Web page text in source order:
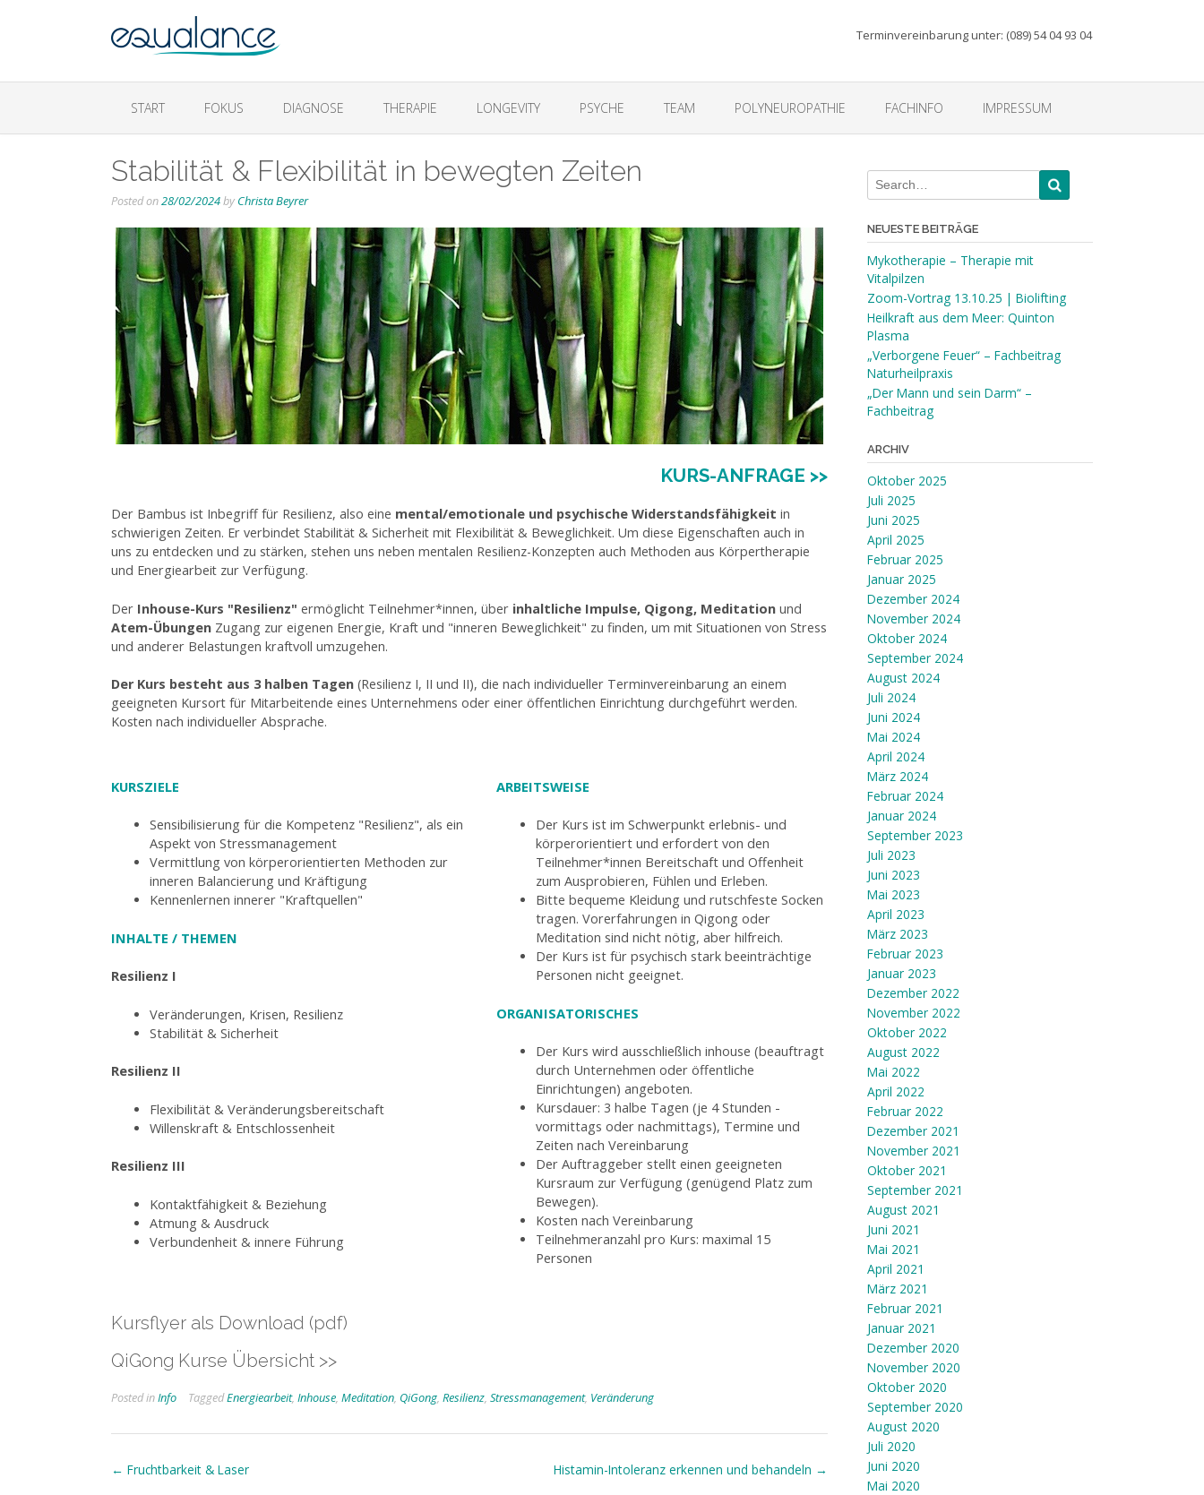
Terminvereinbarung unter: (089) 54 04 93 04
START FOKUS DIAGNOSE THERAPIE LONGEVITY PSYCHE TEAM POLYNEUROPATHIE FACHINFO IMPRESSUM
Stabilität & Flexibilität in bewegten Zeiten
Posted on28/02/2024by Christa Beyrer
KURS-ANFRAGE >>
Der Bambus ist Inbegriff für Resilienz, also eine mental/emotionale und psychische Widerstandsfähigkeit in
schwierigen Zeiten. Er verbindet Stabilität & Sicherheit mit Flexibilität & Beweglichkeit. Um diese Eigenschaften auch in
uns zu entdecken und zu stärken, stehen uns neben mentalen Resilienz-Konzepten auch Methoden aus Körpertherapie
und Energiearbeit zur Verfügung.
Der Inhouse-Kurs "Resilienz" ermöglicht Teilnehmer*innen, über inhaltliche Impulse, Qigong, Meditation und
Atem-Übungen Zugang zur eigenen Energie, Kraft und "inneren Beweglichkeit" zu finden, um mit Situationen von Stress
und anderer Belastungen kraftvoll umzugehen.
Der Kurs besteht aus 3 halben Tagen (Resilienz I, II und II), die nach individueller Terminvereinbarung an einem
geeigneten Kursort für Mitarbeitende eines Unternehmens oder einer öffentlichen Einrichtung durchgeführt werden.
Kosten nach individueller Absprache.
KURSZIELE
Sensibilisierung für die Kompetenz "Resilienz", als ein
Aspekt von Stressmanagement
Vermittlung von körperorientierten Methoden zur
inneren Balancierung und Kräftigung
Kennenlernen innerer "Kraftquellen"
INHALTE / THEMEN
Resilienz I
Veränderungen, Krisen, Resilienz
Stabilität & Sicherheit
Resilienz II
Flexibilität & Veränderungsbereitschaft
Willenskraft & Entschlossenheit
Resilienz III
Kontaktfähigkeit & Beziehung
Atmung & Ausdruck
Verbundenheit & innere Führung
ARBEITSWEISE
Der Kurs ist im Schwerpunkt erlebnis- und
körperorientiert und erfordert von den
Teilnehmer*innen Bereitschaft und Offenheit
zum Ausprobieren, Fühlen und Erleben.
Bitte bequeme Kleidung und rutschfeste Socken
tragen. Vorerfahrungen in Qigong oder
Meditation sind nicht nötig, aber hilfreich.
Der Kurs ist für psychisch stark beeinträchtige
Personen nicht geeignet.
ORGANISATORISCHES
Der Kurs wird ausschließlich inhouse (beauftragt
durch Unternehmen oder öffentliche
Einrichtungen) angeboten.
Kursdauer: 3 halbe Tagen (je 4 Stunden -
vormittags oder nachmittags), Termine und
Zeiten nach Vereinbarung
Der Auftraggeber stellt einen geeigneten
Kursraum zur Verfügung (genügend Platz zum
Bewegen).
Kosten nach Vereinbarung
Teilnehmeranzahl pro Kurs: maximal 15
Personen
Kursflyer als Download (pdf)
QiGong Kurse Übersicht >>
Posted inInfo TaggedEnergiearbeit, Inhouse, Meditation, QiGong, Resilienz, Stressmanagement, Veränderung
Post
← Fruchtbarkeit & Laser Histamin-Intoleranz erkennen und behandeln →
NEUESTE BEITRÄGE
Mykotherapie – Therapie mit
Vitalpilzen
Zoom-Vortrag 13.10.25 | Biolifting
Heilkraft aus dem Meer: Quinton
Plasma
„Verborgene Feuer“ – Fachbeitrag
Naturheilpraxis
„Der Mann und sein Darm“ –
Fachbeitrag
ARCHIV
Oktober 2025
Juli 2025
Juni 2025
April 2025
Februar 2025
Januar 2025
Dezember 2024
November 2024
Oktober 2024
September 2024
August 2024
Juli 2024
Juni 2024
Mai 2024
April 2024
März 2024
Februar 2024
Januar 2024
September 2023
Juli 2023
Juni 2023
Mai 2023
April 2023
März 2023
Februar 2023
Januar 2023
Dezember 2022
November 2022
Oktober 2022
August 2022
Mai 2022
April 2022
Februar 2022
Dezember 2021
November 2021
Oktober 2021
September 2021
August 2021
Juni 2021
Mai 2021
April 2021
März 2021
Februar 2021
Januar 2021
Dezember 2020
November 2020
Oktober 2020
September 2020
August 2020
Juli 2020
Juni 2020
Mai 2020